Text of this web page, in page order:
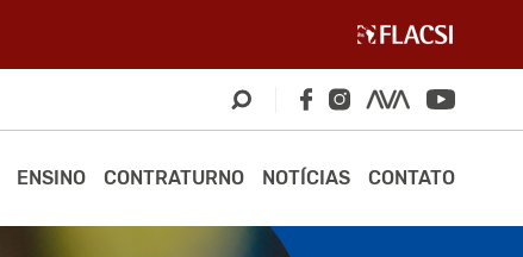
ENSINO CONTRATURNO NOTÍCIAS CONTATO